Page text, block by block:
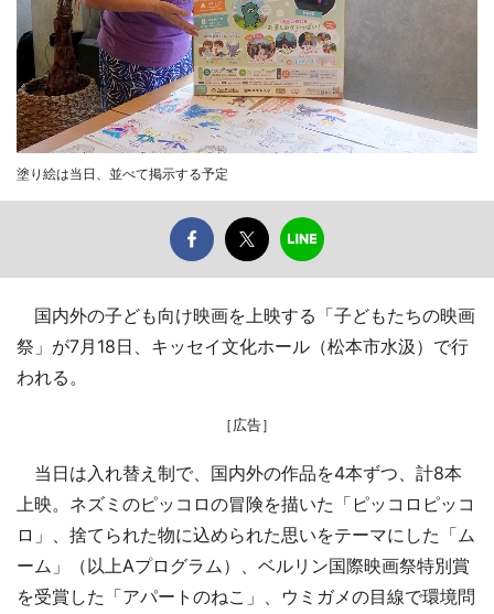
塗り絵は当日、並べて掲示する予定
国内外の子ども向け映画を上映する「子どもたちの映画
祭」が7月18日、キッセイ文化ホール（松本市水汲）で行
われる。
［広告］
当日は入れ替え制で、国内外の作品を4本ずつ、計8本
上映。ネズミのピッコロの冒険を描いた「ピッコロピッコ
ロ」、捨てられた物に込められた思いをテーマにした「ム
ーム」（以上Aプログラム）、ベルリン国際映画祭特別賞
を受賞した「アパートのねこ」、ウミガメの目線で環境問